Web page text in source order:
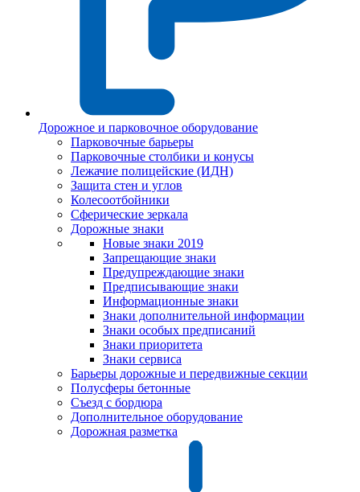
Дорожное и парковочное оборудование
Парковочные барьеры
Парковочные столбики и конусы
Лежачие полицейские (ИДН)
Защита стен и углов
Колесоотбойники
Сферические зеркала
Дорожные знаки
Новые знаки 2019
Запрещающие знаки
Предупреждающие знаки
Предписывающие знаки
Информационные знаки
Знаки дополнительной информации
Знаки особых предписаний
Знаки приоритета
Знаки сервиса
Барьеры дорожные и передвижные секции
Полусферы бетонные
Съезд с бордюра
Дополнительное оборудование
Дорожная разметка